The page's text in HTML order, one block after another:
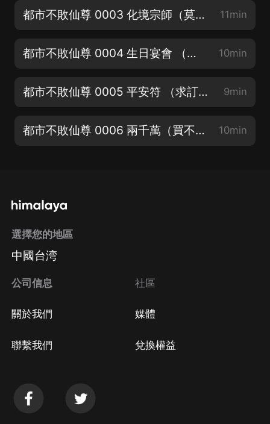
都市不敗仙尊 0003 化境宗師（莫裝逼，裝逼收小弟）求評論打賞 11min
都市不敗仙尊 0004 生日宴會 （女神摸摸） 10min
都市不敗仙尊 0005 平安符 （求訂閱❤關注）白紙撩靚妹 9min
都市不敗仙尊 0006 兩千萬（買不了吃虧上當）收聽領紅包 10min
選擇您的地區
中國台湾
公司信息
關於我們
聯繫我們
社區
媒體
兌換權益